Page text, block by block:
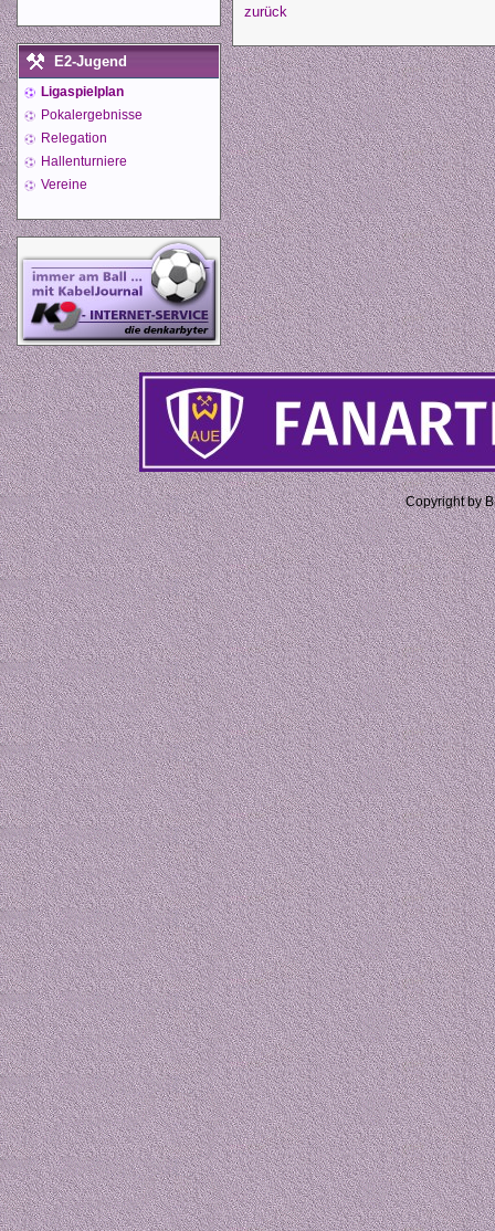
E2-Jugend
Ligaspielplan
Pokalergebnisse
Relegation
Hallenturniere
Vereine
zurück
Copyright by